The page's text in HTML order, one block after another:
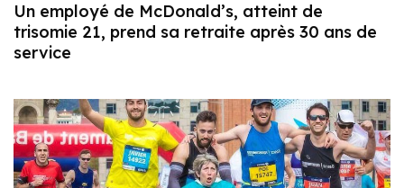
Un employé de McDonald’s, atteint de
trisomie 21, prend sa retraite après 30 ans de
service